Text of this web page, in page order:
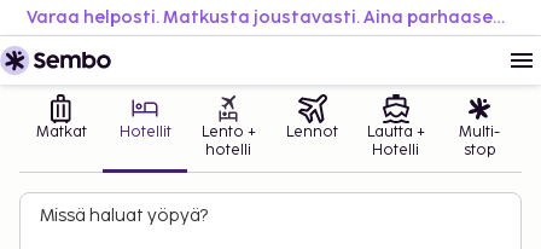
Varaa helposti. Matkusta joustavasti. Aina parhaaseen hintaan.
Matkat Hotellit
Lento +
hotelli
Lennot
Lautta +
Hotelli
Multi-
stop
Missä haluat yöpyä?